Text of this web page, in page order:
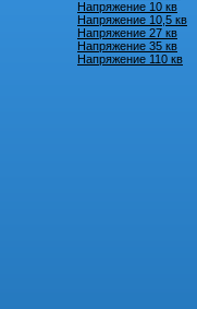
Напряжение 10 кв
Напряжение 10,5 кв
Напряжение 27 кв
Напряжение 35 кв
Напряжение 110 кв